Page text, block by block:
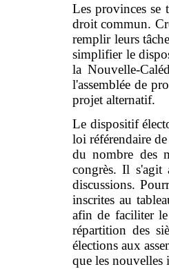
Les provinces se
droit commun.
remplir leurs
simplifier le
la Nouvelle-
l'assemblée de
projet alternatif.
Le dispositif
loi référendaire
du nombre des
congrès. Il
discussions.
inscrites au
afin de faciliter le
répartition des
élections aux
que les nouvelles